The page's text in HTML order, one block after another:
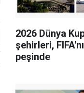
2026 Dünya
şehirleri,
peşinde